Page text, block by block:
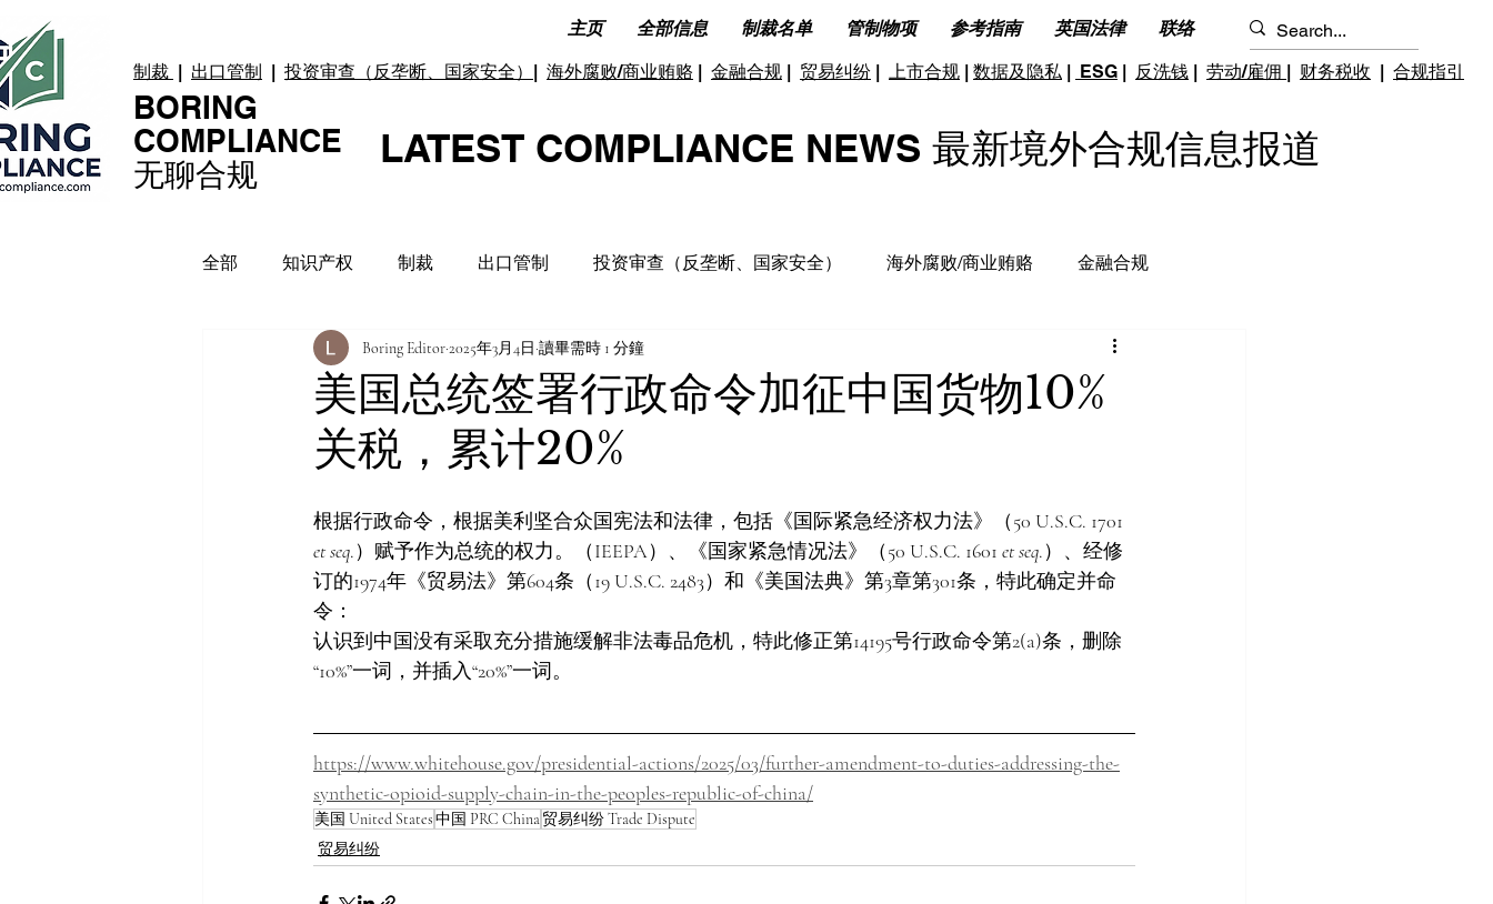
主页 全部信息 制裁名单 管制物项 参考指南 英国法律 联络
制裁 | 出口管制 | 投资审查（反垄断、国家安全） | 海外腐败/商业贿赂 | 金融合规 | 贸易纠纷 | 上市合规 | 数据及隐私 | ESG | 反洗钱 | 劳动/雇佣 | 财务税收 | 合规指引
BORING
COMPLIANCE
无聊合规
LATEST COMPLIANCE NEWS 最新境外合规信息报道
全部 知识产权 制裁 出口管制 投资审查（反垄断、国家安全） 海外腐败/商业贿赂 金融合规
贸易纠纷 上市合规 数据合规及隐私保护
案例 Case 洞见分析 财务税收合规
美国总统签署行政命令加征中国货物10%
关税，累计20%
Boring Editor2025年3月4日 讀畢需時 1 分鐘
根据行政命令，根据美利坚合众国宪法和法律，包括《国际紧急经济权力法》（50 U.S.C. 1701
et seq.）赋予作为总统的权力。（IEEPA）、《国家紧急情况法》（50 U.S.C. 1601 et seq.）、经修
订的1974年《贸易法》第604条（19 U.S.C. 2483）和《美国法典》第3章第301条，特此确定并命
令：
认识到中国没有采取充分措施缓解非法毒品危机，特此修正第14195号行政命令第2(a)条，删除
“10%”一词，并插入“20%”一词。
https://www.whitehouse.gov/presidential-actions/2025/03/further-amendment-to-duties-addressing-the-
synthetic-opioid-supply-chain-in-the-peoples-republic-of-china/
美国 United States中国 PRC China贸易纠纷 Trade Dispute
贸易纠纷